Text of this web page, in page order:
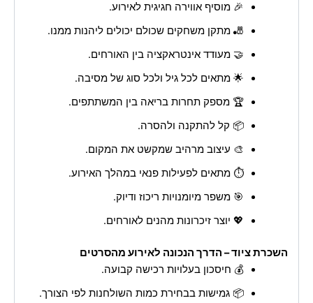
🎉 מוסיף אווירה חגיגית לאירוע.
🎳 מתקן משחקים שכולם יכולים ליהנות ממנו.
🤝 מעודד אינטראקציה בין האורחים.
🌟 מתאים לכל גיל ולכל סוג של מסיבה.
🏆 מספק תחרות בריאה בין המשתתפים.
📦 קל להתקנה ולהסרה.
🎨 עיצוב מרהיב שמקשט את המקום.
⏱️ מתאים לפעילות פנאי במהלך האירוע.
🎯 משפר מיומנויות ריכוז ודיוק.
💖 יוצר זיכרונות מהנים לאורחים.
השכרת ציוד – הדרך הנכונה לאירוע מהסרטים
💰 חיסכון בעלויות רכישה קבועה.
📦 גמישות בבחירת כמות השולחנות לפי הצורך.